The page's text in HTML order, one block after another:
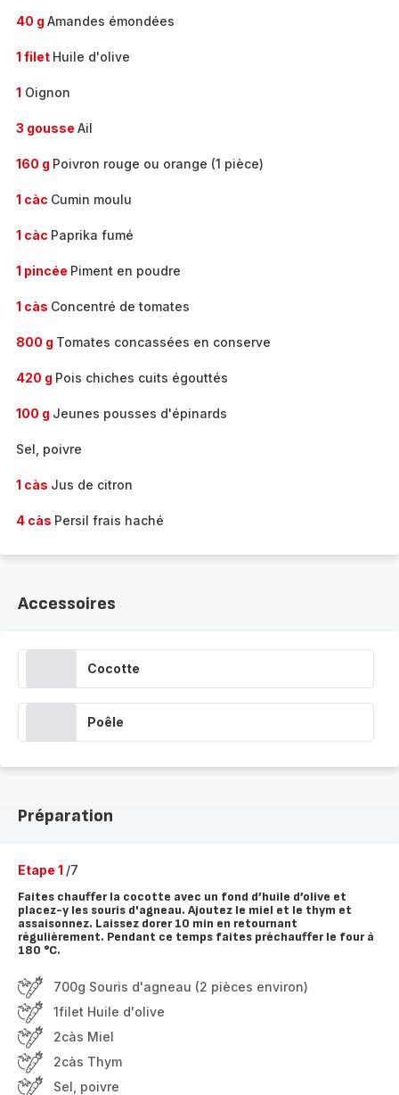
40 g Amandes émondées
1 filet Huile d'olive
1 Oignon
3 gousse Ail
160 g Poivron rouge ou orange (1 pièce)
1 càc Cumin moulu
1 càc Paprika fumé
1 pincée Piment en poudre
1 càs Concentré de tomates
800 g Tomates concassées en conserve
420 g Pois chiches cuits égouttés
100 g Jeunes pousses d'épinards
Sel, poivre
1 càs Jus de citron
4 càs Persil frais haché
Accessoires
Cocotte
Poêle
Préparation
Etape 1 /7
Faites chauffer la cocotte avec un fond d’huile d’olive et
placez-y les souris d'agneau. Ajoutez le miel et le thym et
assaisonnez. Laissez dorer 10 min en retournant
régulièrement. Pendant ce temps faites préchauffer le four à
180 °C.
700g Souris d'agneau (2 pièces environ)
1filet Huile d'olive
2càs Miel
2càs Thym
Sel, poivre